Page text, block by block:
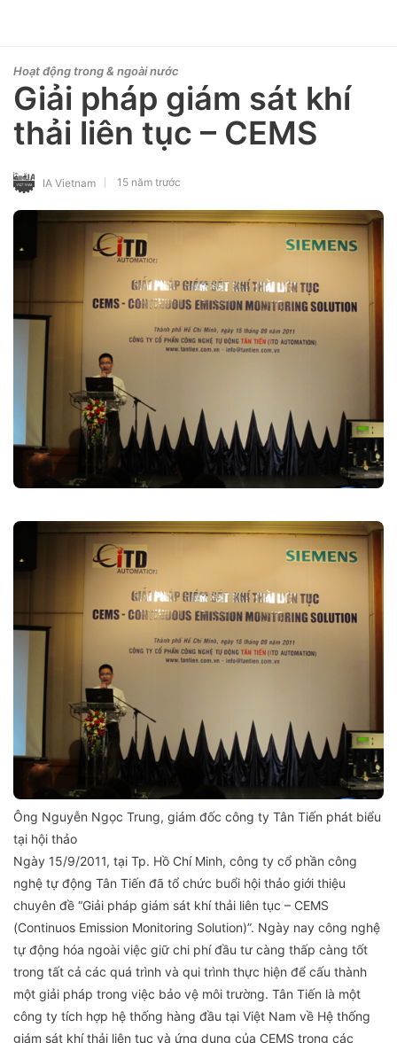
Hoạt động trong & ngoài nước
Giải pháp giám sát khí
thải liên tục – CEMS
IA Vietnam 15 năm trước
Ông Nguyễn Ngọc Trung, giám đốc công ty Tân Tiến phát biểu
tại hội thảo
Ngày 15/9/2011, tại Tp. Hồ Chí Minh, công ty cổ phần công
nghệ tự động Tân Tiến đã tổ chức buổi hội thảo giới thiệu
chuyên đề “Giải pháp giám sát khí thải liên tục – CEMS
(Continuos Emission Monitoring Solution)”. Ngày nay công nghệ
tự động hóa ngoài việc giữ chi phí đầu tư càng thấp càng tốt
trong tất cả các quá trình và qui trình thực hiện để cấu thành
một giải pháp trong việc bảo vệ môi trường. Tân Tiến là một
công ty tích hợp hệ thống hàng đầu tại Việt Nam về Hệ thống
giám sát khí thải liên tục và ứng dụng của CEMS trong các